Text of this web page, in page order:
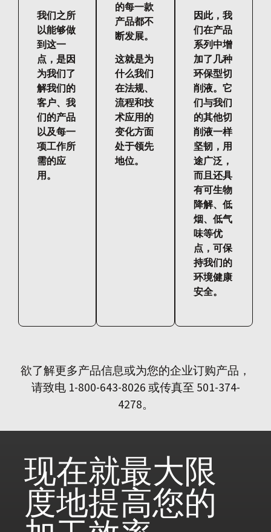
我们之所
以能够做
到这一
点，是因
为我们了
解我们的
客户、我
们的产品
以及每一
项工作所
需的应
用。
的每一款
产品都不
断发展。
这就是为
什么我们
在法规、
流程和技
术应用的
变化方面
处于领先
地位。
因此，我
们在产品
系列中增
加了几种
环保型切
削液。它
们与我们
的其他切
削液一样
坚韧，用
途广泛，
而且还具
有可生物
降解、低
烟、低气
味等优
点，可保
持我们的
环境健康
安全。
欲了解更多产品信息或为您的企业订购产品，
请致电 1-800-643-8026 或传真至 501-374-
4278。
现在就最大限
度地提高您的